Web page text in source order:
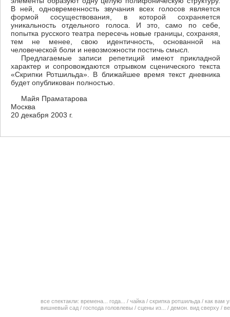
В ней, одновременность звучания всех голосов является
формой сосуществования, в которой сохраняется
уникальность отдельного голоса. И это, самo по себе,
попытка русского театра пересечь новые границы, сохраняя,
тем не менее, свою идентичность, основанной на
человеческой боли и невозможности постичь смысл.
Предлагаемые записи репетиций имеют прикладной
характер и сопровождаются отрывком сценического текста
«Скрипки Ротшильда». В ближайшее время текст дневника
будет опубликован полностью.
Майя Праматарова
Москва
20 декабря 2003 г.
все спектакли: времена... года... / чайка / скрипка ротшильда / как вам
вишневый сад / господа головлевы / сцены из... / демон. вид сверху /